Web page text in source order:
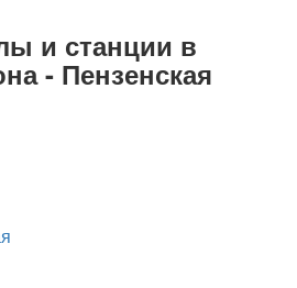
и станции в
- Пензенская